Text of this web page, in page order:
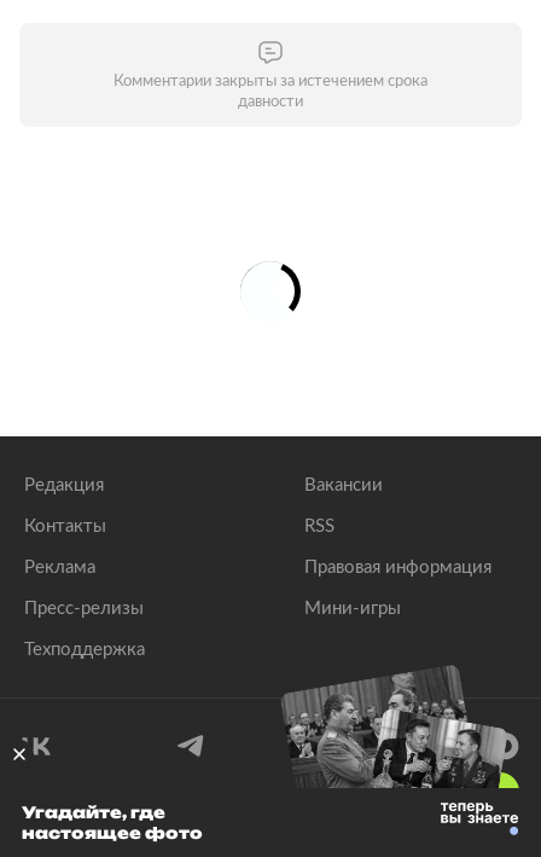
Комментарии закрыты за истечением срока
давности
Редакция
Контакты
Реклама
Пресс-релизы
Техподдержка
Вакансии
RSS
Правовая информация
Мини-игры
© 1999–2026 Все права защищены.
Угадайте, где
настоящее фото